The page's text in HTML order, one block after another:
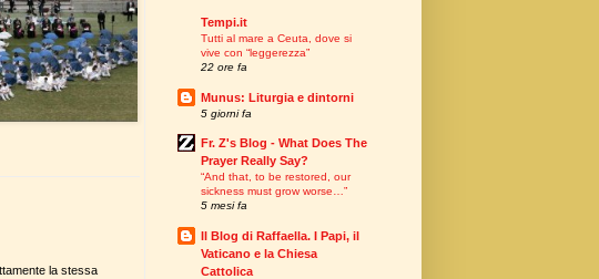
la stessa
Tempi.it
Tutti al mare a Ceuta, dove si
vive con “leggerezza”
22 ore fa
Munus: Liturgia e dintorni
5 giorni fa
Fr. Z's Blog - What Does The
Prayer Really Say?
“And that, to be restored, our
sickness must grow worse…”
5 mesi fa
Il Blog di Raffaella. I Papi, il
Vaticano e la Chiesa
Cattolica